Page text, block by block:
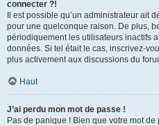
connecter ?!
Il est possible qu’un administrateur ait
pour une quelconque raison. De plus,
périodiquement les utilisateurs inactifs
données. Si tel était le cas, inscrivez-
plus activement aux discussions du
Haut
J’ai perdu mon mot de passe !
Pas de panique ! Bien que votre mot